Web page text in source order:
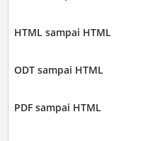
HTML sampai HTML
ODT sampai HTML
PDF sampai HTML